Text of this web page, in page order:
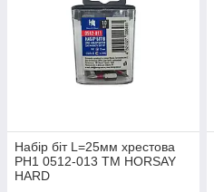
Набір біт L=25мм хрестова
PH1 0512-013 ТМ HORSAY
HARD